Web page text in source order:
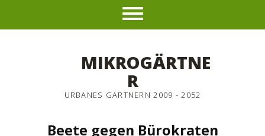
MIKROGÄRTNE
R
URBANES GÄRTNERN 2009 - 2052
Beete gegen Bürokraten